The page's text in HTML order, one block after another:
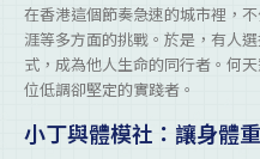
在香港這個節奏急速的城市裡，
涯等多方面的挑戰。於是，有人
式，成為他人生命的同行者。何
位低調卻堅定的實踐者。
小丁與體模社：讓身體